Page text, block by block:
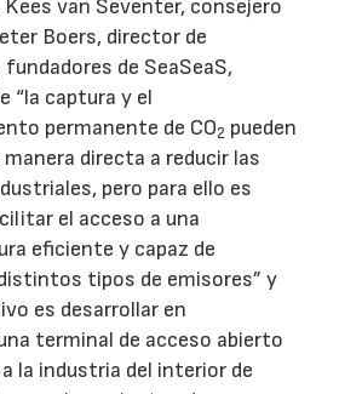
Kees van Seventer, consejero
Boers, director de
de SeaSeaS,
“la captura y el
permanente de CO2 pueden
directa a reducir las
pero para ello es
el acceso a una
eficiente y capaz de
tipos de emisores” y
es desarrollar en
terminal de acceso abierto
la industria del interior de